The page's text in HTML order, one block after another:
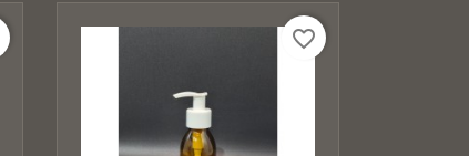
favorite_border